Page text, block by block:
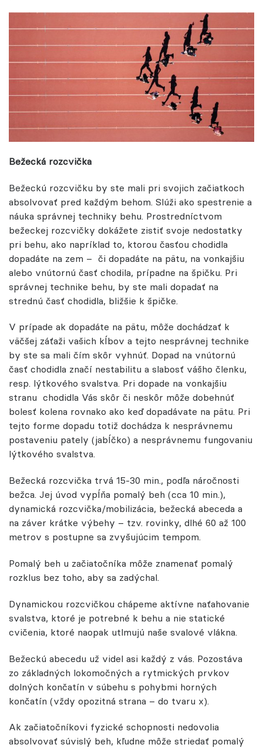
Bežecká rozcvička
Bežeckú rozcvičku by ste mali pri svojich začiatkoch
absolvovať pred každým behom. Slúži ako spestrenie a
náuka správnej techniky behu. Prostredníctvom
bežeckej rozcvičky dokážete zistiť svoje nedostatky
pri behu, ako napríklad to, ktorou časťou chodidla
dopadáte na zem – či dopadáte na pätu, na vonkajšiu
alebo vnútornú časť chodila, prípadne na špičku. Pri
správnej technike behu, by ste mali dopadať na
strednú časť chodidla, bližšie k špičke.
V prípade ak dopadáte na pätu, môže dochádzať k
väčšej záťaži vašich kĺbov a tejto nesprávnej technike
by ste sa mali čím skôr vyhnúť. Dopad na vnútornú
časť chodidla značí nestabilitu a slabosť vášho členku,
resp. lýtkového svalstva. Pri dopade na vonkajšiu
stranu chodidla Vás skôr či neskôr môže dobehnúť
bolesť kolena rovnako ako keď dopadávate na pätu. Pri
tejto forme dopadu totiž dochádza k nesprávnemu
postaveniu pately (jabĺčko) a nesprávnemu fungovaniu
lýtkového svalstva.
Bežecká rozcvička trvá 15-30 min., podľa náročnosti
bežca. Jej úvod vypĺňa pomalý beh (cca 10 min.),
dynamická rozcvička/mobilizácia, bežecká abeceda a
na záver krátke výbehy – tzv. rovinky, dlhé 60 až 100
metrov s postupne sa zvyšujúcim tempom.
Pomalý beh u začiatočníka môže znamenať pomalý
rozklus bez toho, aby sa zadýchal.
Dynamickou rozcvičkou chápeme aktívne naťahovanie
svalstva, ktoré je potrebné k behu a nie statické
cvičenia, ktoré naopak utlmujú naše svalové vlákna.
Bežeckú abecedu už videl asi každý z vás. Pozostáva
zo základných lokomočných a rytmických prvkov
dolných končatín v súbehu s pohybmi horných
končatín (vždy opozitná strana – do tvaru x).
Ak začiatočníkovi fyzické schopnosti nedovolia
absolvovať súvislý beh, kľudne môže striedať pomalý